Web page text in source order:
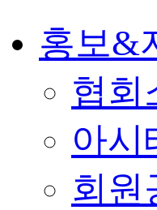
홍보&
협회
아시
회원